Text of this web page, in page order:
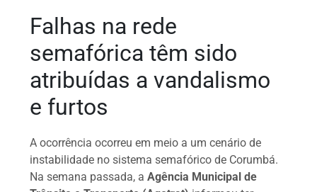
Falhas na rede
semafórica têm sido
atribuídas a vandalismo
e furtos
A ocorrência ocorreu em meio a um cenário de
instabilidade no sistema semafórico de Corumbá.
Na semana passada, aAgência Municipal de